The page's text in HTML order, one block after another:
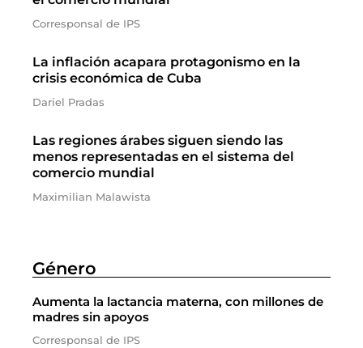
Corresponsal de IPS
La inflación acapara protagonismo en la
crisis económica de Cuba
Dariel Pradas
Las regiones árabes siguen siendo las
menos representadas en el sistema del
comercio mundial
Maximilian Malawista
Género
Aumenta la lactancia materna, con millones de
madres sin apoyos
Corresponsal de IPS